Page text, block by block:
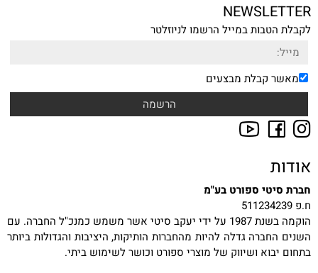
NEWSLETTER
לקבלת הטבות במייל הרשמו לניוזלטר
מאשר קבלת מבצעים
אודות
חברת סיטי ספורט בע"מ
ח.פ 511234239
הוקמה בשנת 1987 על ידי יעקב סיטי אשר משמש כמנכ"ל החברה. עם
השנים החברה גדלה להיות מהחברות הותיקות, היציבות והגדולות ביותר
בתחום יבוא ושיווק של מוצרי ספורט וכושר לשימוש ביתי.